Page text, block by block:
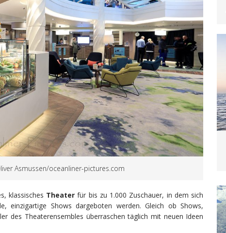
Asmussen/oceanliner-pictures.com
klassisches Theaterfür bis zu 1.000 Zuschauer, in dem sich
einzigartige Shows dargeboten werden. Gleich ob Shows,
des Theaterensembles überraschen täglich mit neuen Ideen